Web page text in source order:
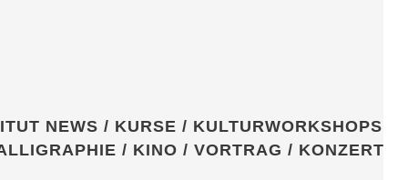
NEWS / KURSE / KULTURWORKSHOPS
/ KINO / VORTRAG / KONZERT